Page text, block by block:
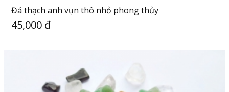
Đá thạch anh vụn thô nhỏ phong thủy
45,000 đ